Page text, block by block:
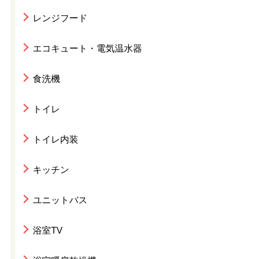
レンジフード
エコキュート・電気温水器
食洗機
トイレ
トイレ内装
キッチン
ユニットバス
浴室TV